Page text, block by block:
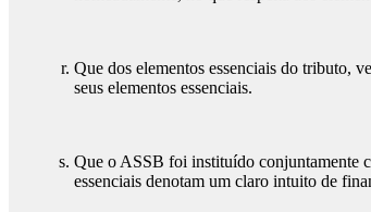
Que dos elementos essenciais do tributo,
seus elementos essenciais.
Que o ASSB foi instituído conjuntamente
essenciais denotam um claro intuito de